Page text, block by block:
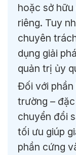
hoặc sở
riêng. Tuy
chuyên
dụng giải
quản trị ủy
Đối với phần
trường –
chuyển đổi
tối ưu giúp
phần cứng